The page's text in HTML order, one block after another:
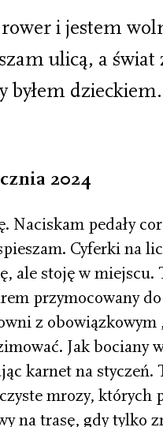
i jestem
ulicą, a
byłem
2024
Naciskam pedały
Cyferki na
ale stoję w
przymocowany
z obowiązkowym
Jak bociany
karnet na styczeń.
mrozy, których
na trasę, gdy tylko